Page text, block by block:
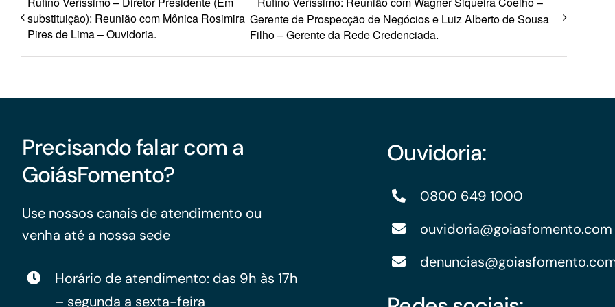
substituição): Reunião com Mônica Rosimira
Pires de Lima – Ouvidoria.
Gerente de Prospecção de Negócios e Luiz Alberto de Sousa
Filho – Gerente da Rede Credenciada.
Precisando falar com a
GoiásFomento?
Use nossos canais de atendimento ou
venha até a nossa sede
Horário de atendimento: das 9h às 17h
– segunda a sexta-feira
Ouvidoria:
0800 649 1000
ouvidoria@goiasfomento.com